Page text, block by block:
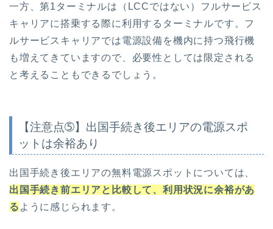
一方、第1ターミナルは（LCCではない）フルサービス
キャリアに搭乗する際に利用するターミナルです。フ
ルサービスキャリアでは電源設備を機内に持つ飛行機
も増えてきていますので、必要性としては限定される
と考えることもできるでしょう。
【注意点➄】出国手続き後エリアの電源スポ
ットは余裕あり
出国手続き後エリアの無料電源スポットについては、
出国手続き前エリアと比較して、利用状況に余裕があ
る ように感じられます。